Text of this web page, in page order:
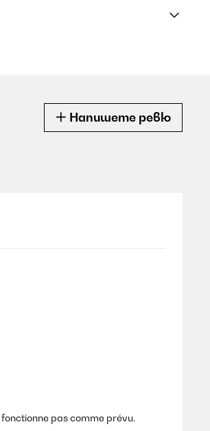
Напишете ревю
pas comme prévu.